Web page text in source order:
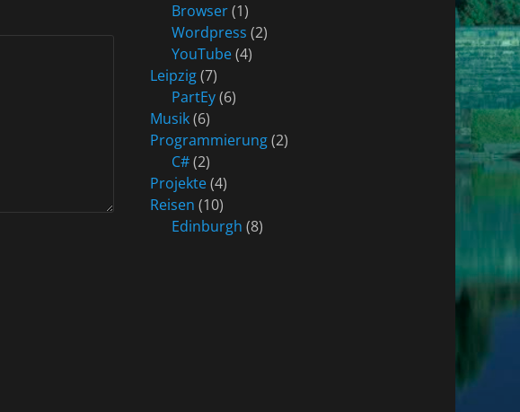
Browser(1)
Wordpress (2)
YouTube(4)
Leipzig(7)
PartEy(6)
Musik(6)
Programmierung(2)
C#(2)
Projekte(4)
Reisen (10)
Edinburgh (8)